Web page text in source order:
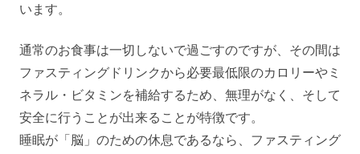
います。
通常のお食事は一切しないで過ごすのですが、その間は
ファスティングドリンクから必要最低限のカロリーやミ
ネラル・ビタミンを補給するため、無理がなく、そして
安全に行うことが出来ることが特徴です。
睡眠が「脳」のための休息であるなら、ファスティング